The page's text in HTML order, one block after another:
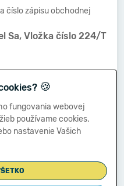
číslo zápisu obchodnej
Sa, Vložka číslo 224/T
🍪
fungovania webovej
používame cookies.
nastavenie Vašich